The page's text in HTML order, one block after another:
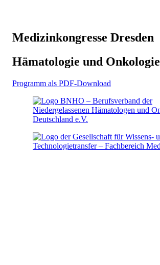
Medizinkongresse Dresden
Hämatologie und Onkologie
Programm als PDF-Download